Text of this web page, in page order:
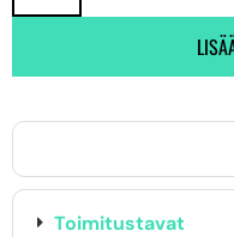
Toimitustavat